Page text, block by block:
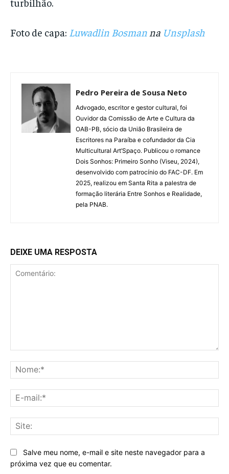
Foto de capa: Luwadlin Bosman na Unsplash
Pedro Pereira de Sousa Neto
Advogado, escritor e gestor cultural, foi
Ouvidor da Comissão de Arte e Cultura da
OAB-PB, sócio da União Brasileira de
Escritores na Paraíba e cofundador da Cia
Multicultural Art’Spaço. Publicou o romance
Dois Sonhos: Primeiro Sonho (Viseu, 2024),
desenvolvido com patrocínio do FAC-DF. Em
2025, realizou em Santa Rita a palestra de
formação literária Entre Sonhos e Realidade,
pela PNAB.
DEIXE UMA RESPOSTA
Salve meu nome, e-mail e site neste navegador para a
próxima vez que eu comentar.